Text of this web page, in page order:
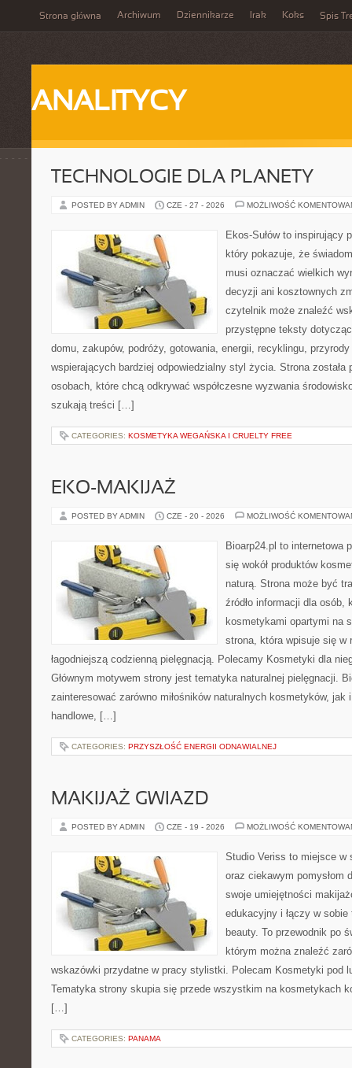
Strona główna Archiwum Dziennikarze Irak Koks Spis
ANALITYCY
TECHNOLOGIE DLA PLANETY
POSTED BY ADMIN CZE - 27 - 2026 MOŻLIWOŚĆ
Ekos-Sułów to inspirujący
który pokazuje, że
musi oznaczać wielkich
decyzji ani kosztownych
czytelnik może znaleźć
przystępne teksty
domu, zakupów, podróży, gotowania, energii, recyklingu,
wspierających bardziej odpowiedzialny styl życia. Strona została
osobach, które chcą odkrywać współczesne wyzwania
szukają treści […]
CATEGORIES: KOSMETYKA WEGAŃSKA I CRUELTY FREE
EKO-MAKIJAŻ
POSTED BY ADMIN CZE - 20 - 2026 MOŻLIWOŚĆ
Bioarp24.pl to internetowa
się wokół produktów
naturą. Strona może być
źródło informacji dla osób,
kosmetykami opartymi na
strona, która wpisuje się w
łagodniejszą codzienną pielęgnacją. Polecamy Kosmetyki dla
Głównym motywem strony jest tematyka naturalnej pielęgnacji.
zainteresować zarówno miłośników naturalnych kosmetyków, jak
handlowe, […]
CATEGORIES: PRZYSZŁOŚĆ ENERGII ODNAWIALNEJ
MAKIJAŻ GWIAZD
POSTED BY ADMIN CZE - 19 - 2026 MOŻLIWOŚĆ
Studio Veriss to miejsce w
oraz ciekawym pomysłom
swoje umiejętności
edukacyjny i łączy w
beauty. To przewodnik po
którym można znaleźć
wskazówki przydatne w pracy stylistki. Polecam Kosmetyki pod
Tematyka strony skupia się przede wszystkim na kosmetykach
[…]
CATEGORIES: PANAMA